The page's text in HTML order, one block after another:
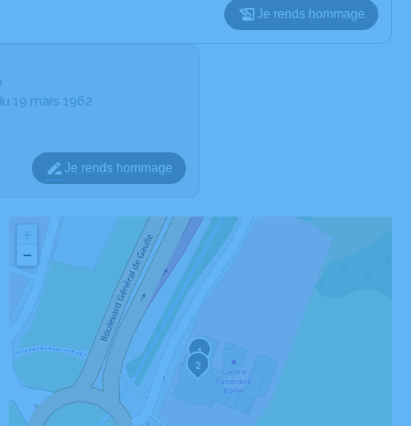
Je rends hommage
19 mars 1962
Je rends hommage
1
2
−